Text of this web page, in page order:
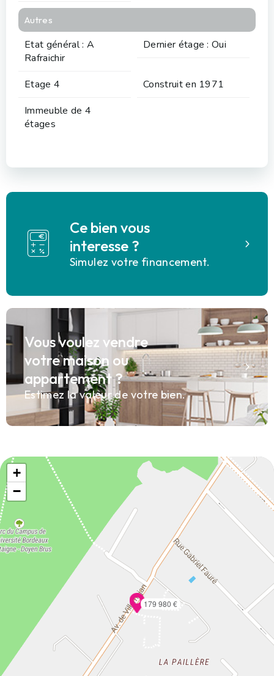
Autres
Etat général : A
Rafraichir
Dernier étage : Oui
Etage 4
Construit en 1971
Immeuble de 4
étages
Ce bien vous
interesse ?
Simulez votre financement.
Vous voulez vendre
votre maison ou
appartement ?
Estimez la valeur de votre bien.
179 980 €
+
−